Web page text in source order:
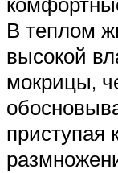
В теплом
высокой
мокрицы,
приступая